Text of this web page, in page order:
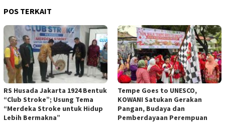
POS TERKAIT
RS Husada Jakarta 1924 Bentuk
“Club Stroke”; Usung Tema
“Merdeka Stroke untuk Hidup
Lebih Bermakna”
Tempe Goes to UNESCO,
KOWANI Satukan Gerakan
Pangan, Budaya dan
Pemberdayaan Perempuan